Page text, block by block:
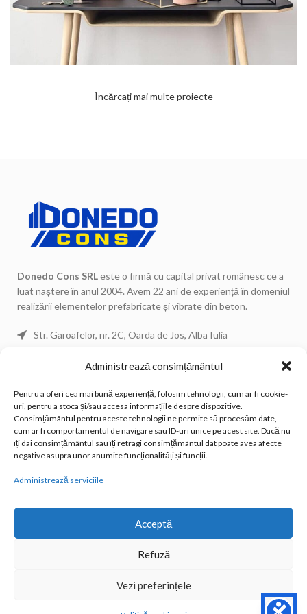
Administrează consimțământul
Pentru a oferi cea mai bună experiență, folosim tehnologii, cum ar fi cookie-
uri, pentru a stoca și/sau accesa informațiile despre dispozitive.
Consimțământul pentru aceste tehnologii ne permite să procesăm date,
cum ar fi comportamentul de navigare sau ID-uri unice pe acest site. Dacă nu
îți dai consimțământul sau îți retragi consimțământul dat poate avea afecte
negative asupra unor anumite funcționalități și funcții.
Administrează serviciile
Acceptă
Refuză
Vezi preferințele
Încărcați mai multe proiecte
Donedo Cons SRLeste o firmă cu capital privat românesc ce a
luat naștere în anul 2004. Avem 22 ani de experiență în domeniul
realizării elementelor prefabricate și vibrate din beton.
Str. Garoafelor, nr. 2C, Oarda de Jos, Alba Iulia
Telefon Fix: 0258 815 533
Email: office@donedocons.ro
POSTĂRI RECENTE